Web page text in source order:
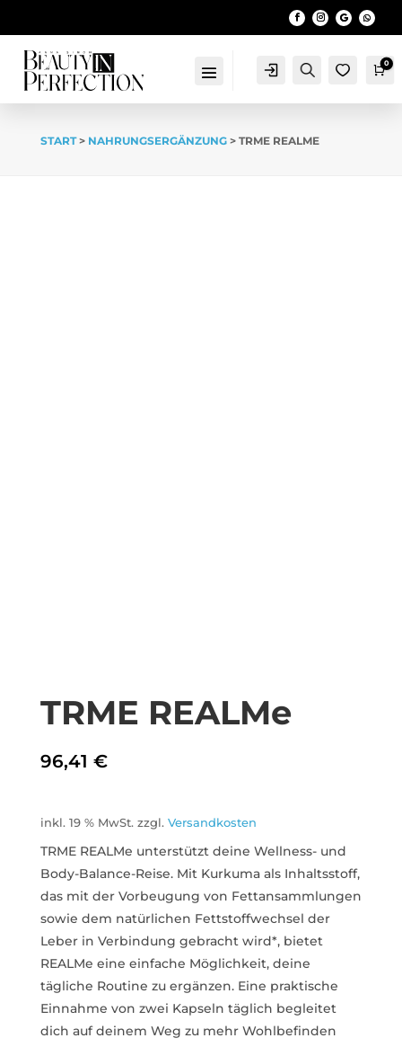
AccountSearch 0
START> NAHRUNGSERGÄNZUNG> TRME REALME
TRME REALMe
96,41 €
inkl. 19 % MwSt. zzgl. Versandkosten
TRME REALMe unterstützt deine Wellness- und
Body-Balance-Reise. Mit Kurkuma als Inhaltsstoff,
das mit der Vorbeugung von Fettansammlungen
sowie dem natürlichen Fettstoffwechsel der
Leber in Verbindung gebracht wird*, bietet
REALMe eine einfache Möglichkeit, deine
tägliche Routine zu ergänzen. Eine praktische
Einnahme von zwei Kapseln täglich begleitet
dich auf deinem Weg zu mehr Wohlbefinden